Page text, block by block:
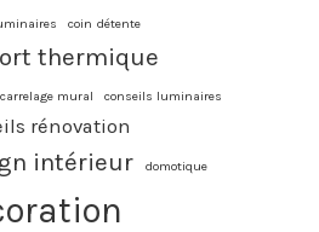
coin détente
thermique
mural conseils luminaires
rénovation
intérieur domotique